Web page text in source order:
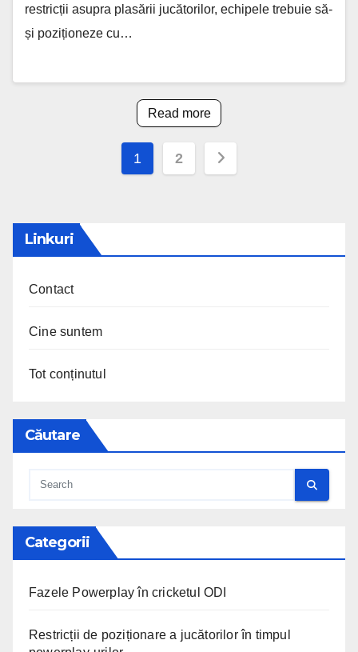
restricții asupra plasării jucătorilor, echipele trebuie să-
și poziționeze cu…
Read more
Posts
1 2
Linkuri
Contact
Cine suntem
Tot conținutul
Căutare
Categorii
Fazele Powerplay în cricketul ODI
Restricții de poziționare a jucătorilor în timpul